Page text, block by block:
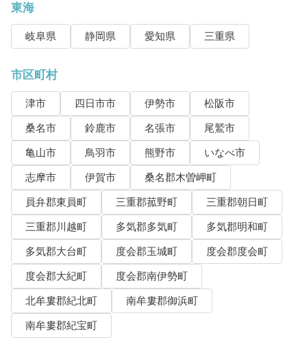
東海
岐阜県 静岡県 愛知県 三重県
市区町村
津市 四日市市 伊勢市
松阪市
桑名市
鈴鹿市 名張市
尾鷲市
亀山市
鳥羽市 熊野市
いなべ市
志摩市
伊賀市
桑名郡木曽岬町
員弁郡東員町
三重郡菰野町
三重郡朝日町
三重郡川越町
多気郡多気町
多気郡明和町
多気郡大台町
度会郡玉城町
度会郡度会町
度会郡大紀町
度会郡南伊勢町
北牟婁郡紀北町
南牟婁郡御浜町
南牟婁郡紀宝町